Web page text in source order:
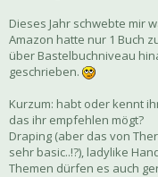
Dieses Jahr schwebte mir
Amazon hatte nur 1 Buch
über Bastelbuchniveau
geschrieben.
Kurzum: habt oder kennt
das ihr empfehlen mögt?
Draping (aber das von
sehr basic..!?), ladylike
Themen dürfen es auch